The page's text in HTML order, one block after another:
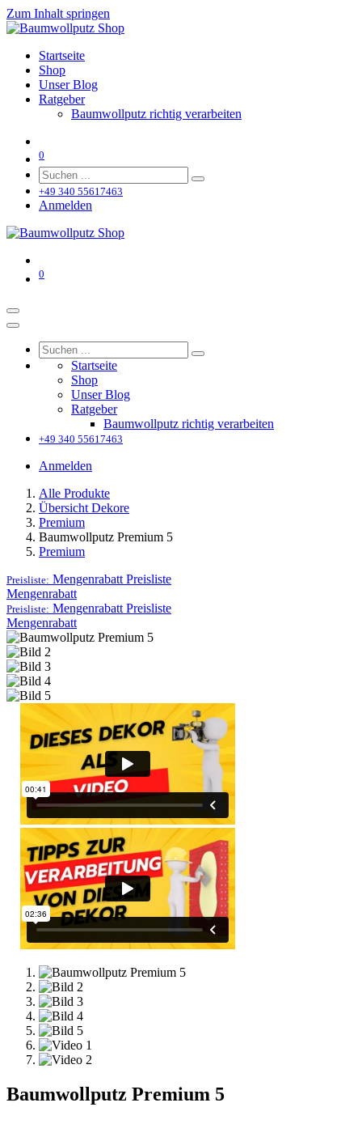
Zum Inhalt springen
Startseite
Shop
Unser Blog
Ratgeber
Baumwollputz richtig verarbeiten
0
+49 340 55617463
Anmelden
0
Startseite
Shop
Unser Blog
Ratgeber
Baumwollputz richtig verarbeiten
+49 340 55617463
Anmelden
Alle Produkte
Übersicht Dekore
Premium
Baumwollputz Premium 5
Premium
Preisliste: Mengenrabatt Preisliste
Mengenrabatt
Preisliste: Mengenrabatt Preisliste
Mengenrabatt
Baumwollputz Premium 5